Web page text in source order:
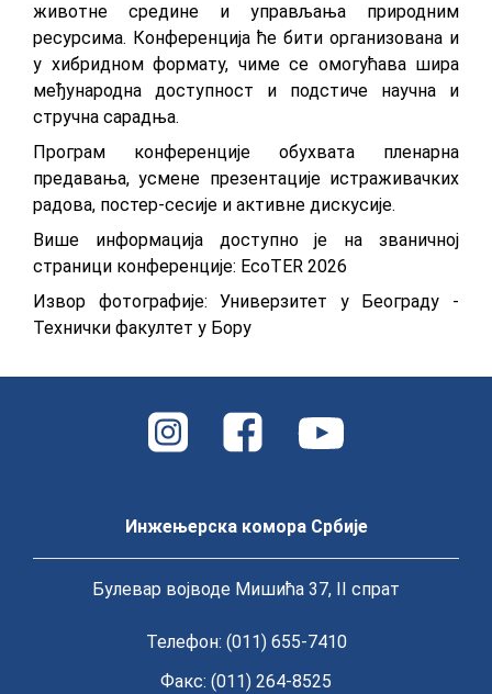
животне средине и управљања природним
ресурсима. Конференција ће бити организована и
у хибридном формату, чиме се омогућава шира
међународна доступност и подстиче научна и
стручна сарадња.
Програм конференције обухвата пленарна
предавања, усмене презентације истраживачких
радова, постер-сесије и активне дискусије.
Више информација доступно је на званичној
страници конференције: EcoTER 2026
Извор фотографије: Универзитет у Београду -
Технички факултет у Бору
Инжењерска комора Србије
Булевар војводе Мишића 37, II спрат
Телефон: (011) 655-7410
Факс: (011) 264-8525